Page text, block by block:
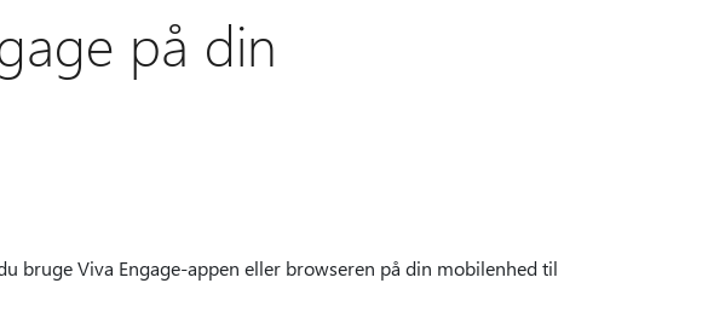
på din
bruge Viva Engage-appen eller browseren på din mobilenhed til